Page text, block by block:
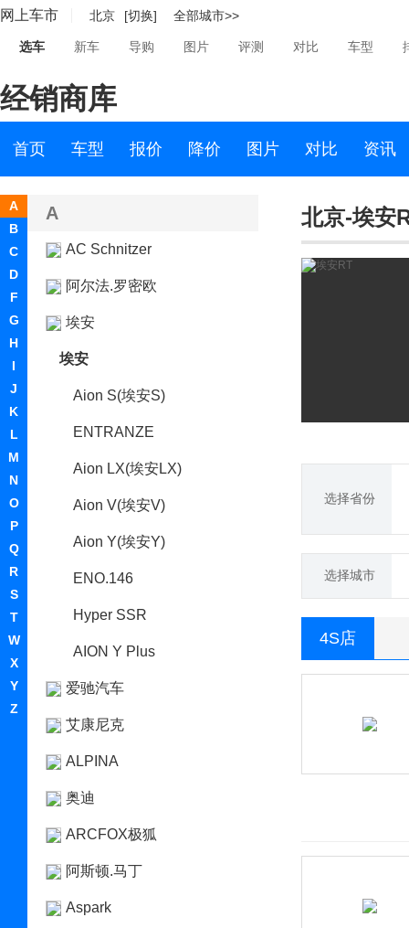
网上车市 北京 [切换] 全部城市>>
选车 新车 导购 图片 评测 对比 车型
经销商库
首页 车型 报价 降价 图片 对比 资讯
A
B
C
D
F
G
H
I
J
K
L
M
N
O
P
Q
R
S
T
W
X
Y
Z
A
AC Schnitzer
阿尔法.罗密欧
埃安
埃安
Aion S(埃安S)
ENTRANZE
Aion LX(埃安LX)
Aion V(埃安V)
Aion Y(埃安Y)
ENO.146
Hyper SSR
AION Y Plus
爱驰汽车
艾康尼克
ALPINA
奥迪
ARCFOX极狐
阿斯顿.马丁
Aspark
北京-埃安
选择省份
选择城市
4S店